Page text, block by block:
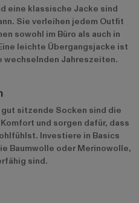
eine klassische Jacke sind
Sie verleihen jedem Outfit
sowohl im Büro als auch in
leichte Übergangsjacke ist
wechselnden Jahreszeiten.
sitzende Socken sind die
und sorgen dafür, dass
Investiere in Basics
Baumwolle oder Merinowolle,
sind.